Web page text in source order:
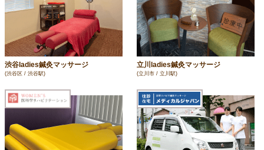
渋谷ladies鍼灸マッサージ
(渋谷区 / 渋谷駅)
立川ladies鍼灸マッサージ
(立川市 / 立川駅)